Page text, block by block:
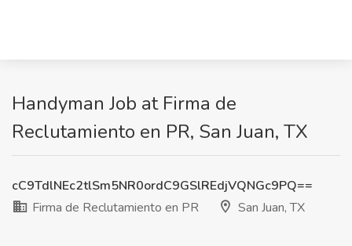
Handyman Job at Firma de
Reclutamiento en PR, San Juan, TX
cC9TdlNEc2tlSm5NR0ordC9GSlREdjVQNGc9PQ==
Firma de Reclutamiento en PR
San Juan, TX